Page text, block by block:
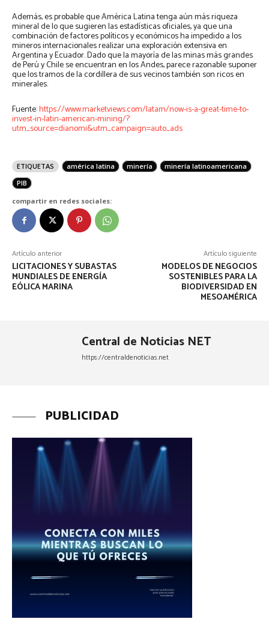
Además, es probable que América Latina tenga aún más riqueza
mineral de lo que sugieren las estadísticas oficiales, ya que una
combinación de factores políticos y económicos ha impedido a los
mineros internacionales realizar una exploración extensiva en
Argentina y Ecuador. Dado que la mayoría de las minas más grandes
de Perú y Chile se encuentran en los Andes, parece razonable suponer
que los tramos de la cordillera de sus vecinos también son ricos en
minerales.
Fuente:https://www.marketviews.com/latam/now-is-a-great-time-to-
invest-in-latin-american-mining/?
utm_source=dianomi&utm_campaign=auto_ads
ETIQUETAS américa latina minería
minería latinoamericana
PIB
compartir en redes sociales:
Artículo anterior
LICITACIONES Y SUBASTAS
MUNDIALES DE ENERGÍA
EÓLICA MARINA
Artículo siguiente
MODELOS DE NEGOCIOS
SOSTENIBLES PARA LA
BIODIVERSIDAD EN
MESOAMÉRICA
Central de Noticias NET
https://centraldenoticias.net
PUBLICIDAD